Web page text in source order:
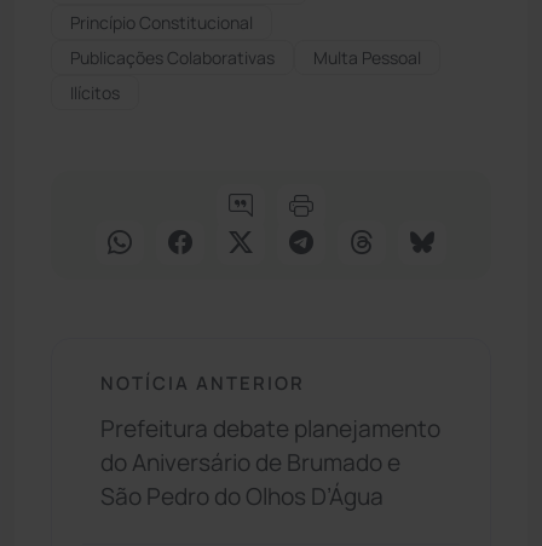
Princípio Constitucional
Publicações Colaborativas
Multa Pessoal
Ilícitos
NOTÍCIA ANTERIOR
Prefeitura debate planejamento
do Aniversário de Brumado e
São Pedro do Olhos D’Água